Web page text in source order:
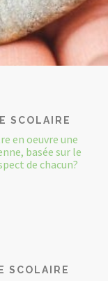
SCOLAIRE
en oeuvre une
basée sur le
de chacun?
SCOLAIRE